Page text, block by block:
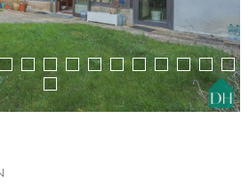
VOUS